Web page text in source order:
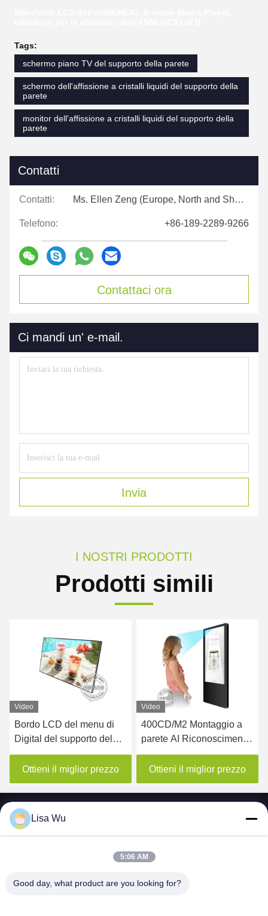
Tags:
schermo piano TV del supporto della parete
schermo dell'affissione a cristalli liquidi del supporto della
parete
monitor dell'affissione a cristalli liquidi del supporto della
parete
Contatti
Contatti: Ms. Ellen Zeng (Europe, North and Shouth America)
Telefono: +86-189-2289-9266
Contattaci ora
Ci mandi un' e-mail.
Invia
I NOSTRI PRODOTTI
Prodotti simili
Video
Bordo LCD del menu di
Digital del supporto del
soffitto del supporto della
parete per il ristorante
Ottieni il miglior prezzo
Video
400CD/M2 Montaggio a
parete AI Riconoscimento
facciale LCD Display di
segnaletica digitale per
ascensori
Ottieni il miglior prezzo
LTD.
Lisa Wu
5:06 AM
Good day, what product are you looking for?